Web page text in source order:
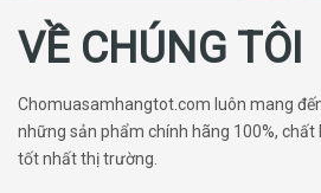
VỀ CHÚNG TÔI
Chomuasamhangtot.com luôn mang
những sản phẩm chính hãng 100%, chất
tốt nhất thị trường.